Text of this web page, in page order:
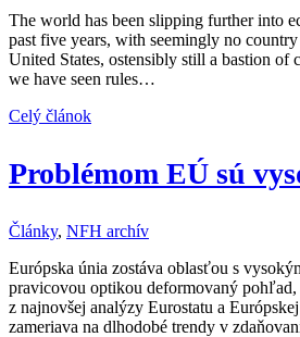
The world has been slipping further into
past five years, with seemingly no
United States, ostensibly still a bastion of
we have seen rules…
Celý článok
Problémom EÚ sú
Články, NFH archív
Európska únia zostáva oblasťou s
pravicovou optikou deformovaný pohľad,
z najnovšej analýzy Eurostatu a
zameriava na dlhodobé trendy v